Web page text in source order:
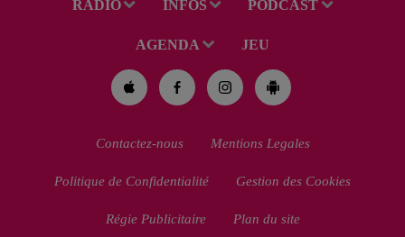
RADIO INFOS PODCAST
AGENDA JEU
Contactez-nous Mentions Legales
Politique de Confidentialité Gestion des Cookies
Régie Publicitaire Plan du site